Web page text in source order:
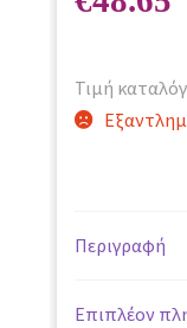
Τιμή
Περιγραφή
Επιπλέον